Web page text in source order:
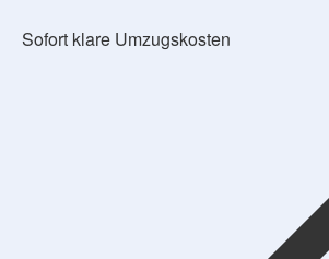
Sofort klare Umzugskosten